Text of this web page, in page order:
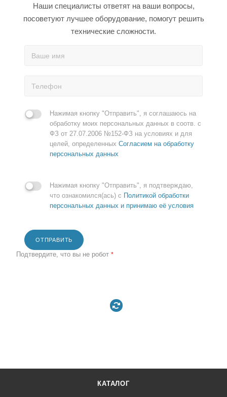
Наши специалисты ответят на ваши вопросы,
посоветуют лучшее оборудование, помогут решить
технические сложности.
Нажимая кнопку "Отправить", я соглашаюсь на
обработку моих персональных данных в соотв. с
ФЗ от 27.07.2006 №152-ФЗ на условиях и для
целей, определенных Согласием на обработку
персональных данных
Нажимая кнопку "Отправить", я подтверждаю,
что ознакомился(ась) с Политикой обработки
персональных данных и принимаю её условия
ОТПРАВИТЬ
Подтвердите, что вы не робот *
КАТАЛОГ